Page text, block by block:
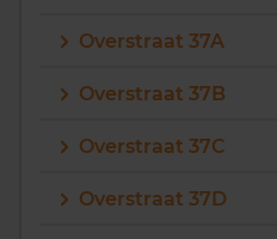
Overstraat 37A
Overstraat 37B
Overstraat 37C
Overstraat 37D